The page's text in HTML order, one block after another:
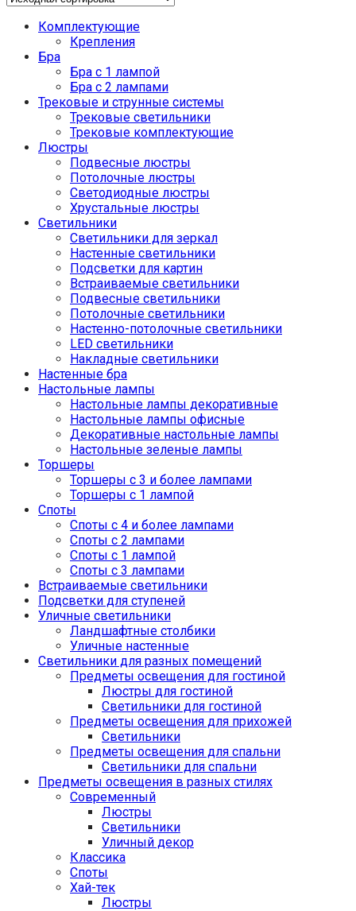
Комплектующие
Крепления
Бра
Бра с 1 лампой
Бра с 2 лампами
Трековые и струнные системы
Трековые светильники
Трековые комплектующие
Люстры
Подвесные люстры
Потолочные люстры
Светодиодные люстры
Хрустальные люстры
Светильники
Светильники для зеркал
Настенные светильники
Подсветки для картин
Встраиваемые светильники
Подвесные светильники
Потолочные светильники
Настенно-потолочные светильники
LED светильники
Накладные светильники
Настенные бра
Настольные лампы
Настольные лампы декоративные
Настольные лампы офисные
Декоративные настольные лампы
Настольные зеленые лампы
Торшеры
Торшеры с 3 и более лампами
Торшеры с 1 лампой
Споты
Споты с 4 и более лампами
Споты с 2 лампами
Споты с 1 лампой
Споты с 3 лампами
Встраиваемые светильники
Подсветки для ступеней
Уличные светильники
Ландшафтные столбики
Уличные настенные
Светильники для разных помещений
Предметы освещения для гостиной
Люстры для гостиной
Светильники для гостиной
Предметы освещения для прихожей
Светильники
Предметы освещения для спальни
Светильники для спальни
Предметы освещения в разных стилях
Cовременный
Люстры
Светильники
Уличный декор
Классика
Споты
Хай-тек
Люстры